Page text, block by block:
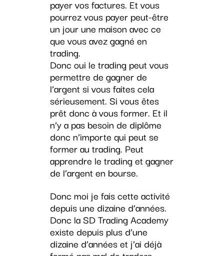
payer vos factures. Et vous
pourrez vous payer peut-être
un jour une maison avec ce
que vous avez gagné en
trading.
Donc oui le trading peut vous
permettre de gagner de
l’argent si vous faites cela
sérieusement. Si vous êtes
prêt donc à vous former. Et il
n’y a pas besoin de diplôme
donc n’importe qui peut se
former au trading. Peut
apprendre le trading et gagner
de l’argent en bourse.
Donc moi je fais cette activité
depuis une dizaine d’années.
Donc la SD Trading Academy
existe depuis plus d’une
dizaine d’années et j’ai déjà